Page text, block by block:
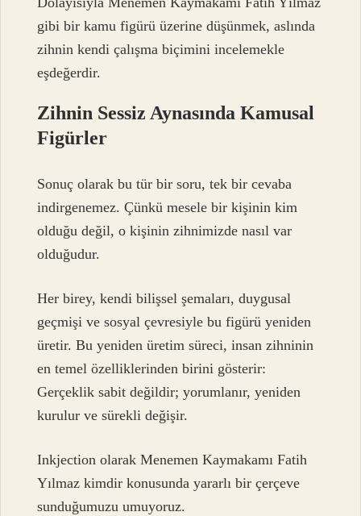
gibi bir kamu figürü üzerine düşünmek, aslında
zihnin kendi çalışma biçimini incelemekle
eşdeğerdir.
Zihnin Sessiz Aynasında Kamusal
Figürler
Sonuç olarak bu tür bir soru, tek bir cevaba
indirgenemez. Çünkü mesele bir kişinin kim
olduğu değil, o kişinin zihnimizde nasıl var
olduğudur.
Her birey, kendi bilişsel şemaları, duygusal
geçmişi ve sosyal çevresiyle bu figürü yeniden
üretir. Bu yeniden üretim süreci, insan zihninin
en temel özelliklerinden birini gösterir:
Gerçeklik sabit değildir; yorumlanır, yeniden
kurulur ve sürekli değişir.
Inkjection olarak Menemen Kaymakamı Fatih
Yılmaz kimdir konusunda yararlı bir çerçeve
sunduğumuzu umuyoruz.